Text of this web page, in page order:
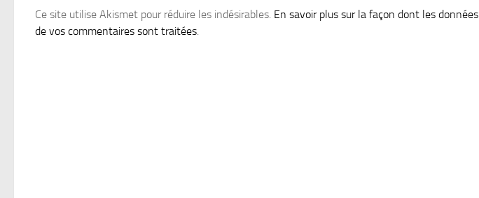
Ce site utilise Akismet pour réduire les indésirables. En savoir plus sur la façon dont les données
de vos commentaires sont traitées.